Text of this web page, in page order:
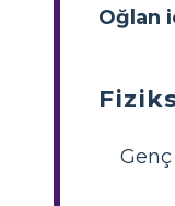
Oğlan
Genç